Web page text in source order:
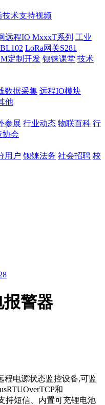
技术支持视频
远程IO MxxxT系列 工业
LoRa网关S281
定制开发 钡铼课堂 技术
数据采集 远程IO模块
他
参展 行业动态 物联百科 行
协会
用户 钡铼法务 社会招聘 校
报警器
程电源状态监控设备,可监
和
持短信、内置可充锂电池